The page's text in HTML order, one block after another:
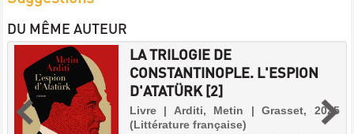
DU MÊME AUTEUR
LA TRILOGIE DE
CONSTANTINOPLE. L'ESPION
D'ATATÜRK [2]
Livre | Arditi, Metin | Grasset, 2025
(Littérature française)